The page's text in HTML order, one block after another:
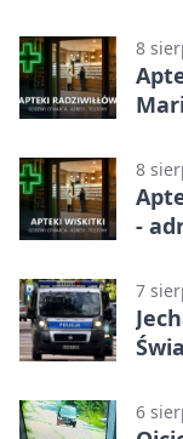
8
8
-
7
6